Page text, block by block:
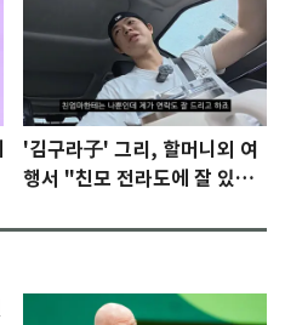
'김구라子' 그리, 할머니외 여
행서 "친모 전라도에 잘 있